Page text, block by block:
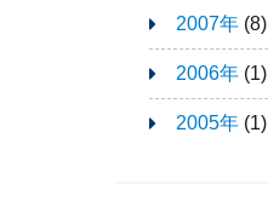
2007年 (8)
2006年 (1)
2005年 (1)